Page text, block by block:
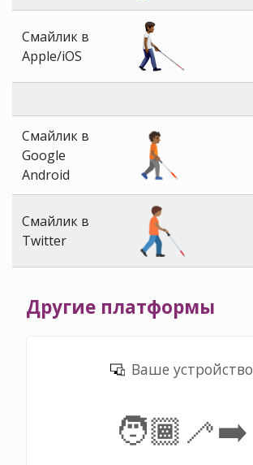
Смайлик в
Apple/iOS
Смайлик в
Google
Android
Смайлик в
Twitter
Другие платформы
Ваше устройство
🧑🏾‍🦯‍➡️